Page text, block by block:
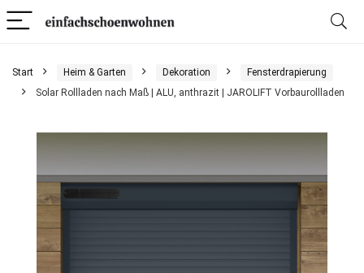
Start Heim & Garten Dekoration
Fensterdrapierung
Solar Rollladen nach Maß | ALU, anthrazit | JAROLIFT Vorbaurollladen